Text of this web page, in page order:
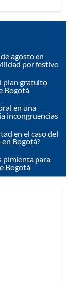
agosto en
por festivo
plan gratuito
Bogotá
en una
incongruencias
en el caso del
Bogotá?
pimienta para
Bogotá